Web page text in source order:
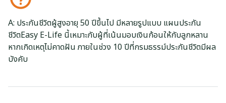
A: ประกันชีวิตผู้สูงอายุ 50 ปีขึ้นไป มีหลายรูปแบบ แผนประกัน
ชีวิตEasy E-Life นี้เหมาะกับผู้ที่เน้นมอบเงินก้อนให้กับลูกหลาน
หากเกิดเหตุไม่คาดฝัน ภายในช่วง 10 ปีที่กรมธรรม์ประกันชีวิตมีผล
บังคับ